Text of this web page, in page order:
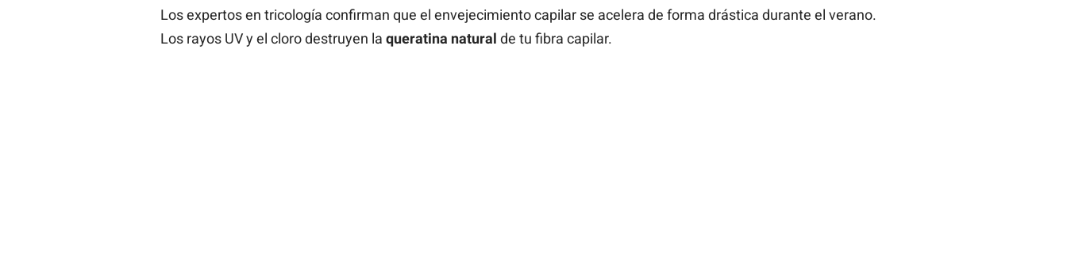
Los expertos en tricología confirman que el envejecimiento capilar se acelera de forma drástica durante el verano.
Los rayos UV y el cloro destruyen la queratina natural de tu fibra capilar.